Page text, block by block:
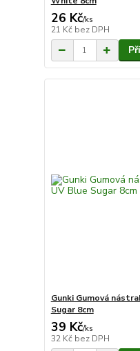
26 Kč/ks
21 Kč bez DPH
Gunki Gumová
Sugar 8cm
39 Kč/ks
32 Kč bez DPH